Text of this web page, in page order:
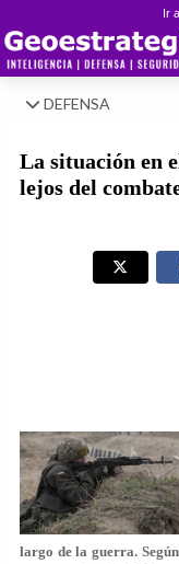
Ir
DEFENSA
La situación en
lejos del
largo de la guerra.